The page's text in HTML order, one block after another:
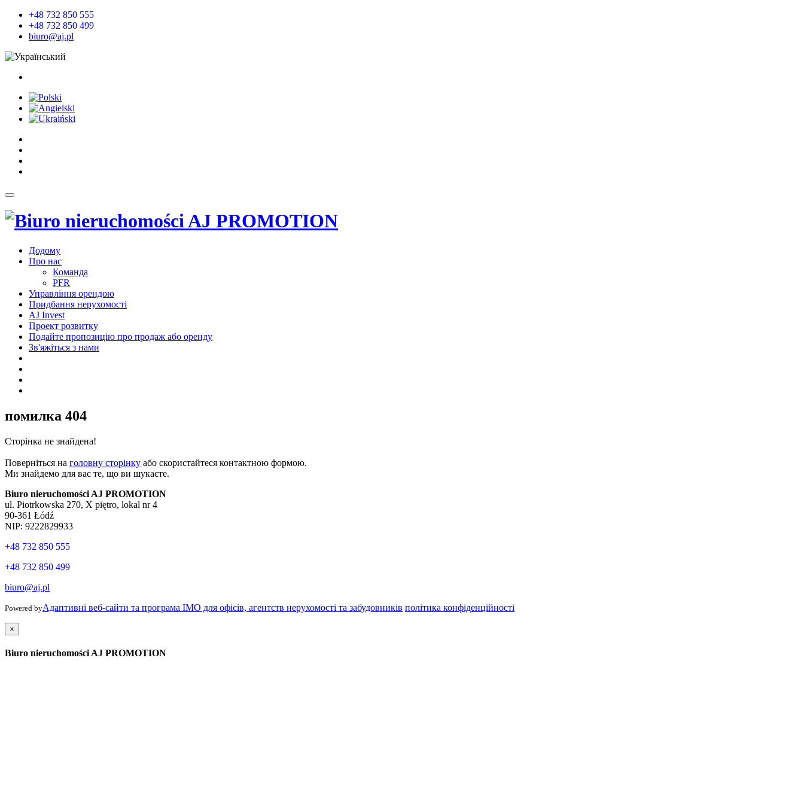
+48 732 850 555
+48 732 850 499
biuro@aj.pl
Додому
Про нас
Команда
PFR
Управління орендою
Придбання нерухомості
AJ Invest
Проект розвитку
Подайте пропозицію про продаж або оренду
Зв'яжіться з нами
помилка 404
Сторінка не знайдена!
Поверніться на головну сторінку або скористайтеся контактною формою.
Ми знайдемо для вас те, що ви шукаєте.
Biuro nieruchomości AJ PROMOTION
ul. Piotrkowska 270, X piętro, lokal nr 4
90-361 Łódź
NIP: 9222829933
+48 732 850 555
+48 732 850 499
biuro@aj.pl
Powered byАдаптивні веб-сайти та програма IMO для офісів, агентств нерухомості та забудовників політика конфіденційності
×
Biuro nieruchomości AJ PROMOTION